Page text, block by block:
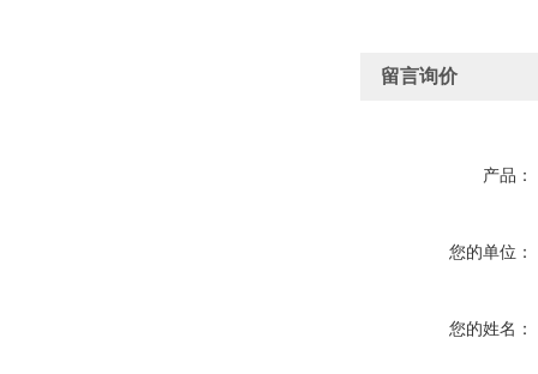
留言询价
产品：
您的单位：
您的姓名：